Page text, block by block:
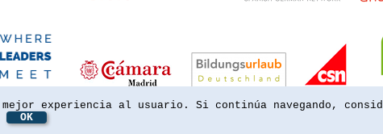
experiencia al usuario. Si continúa navegando,
OK